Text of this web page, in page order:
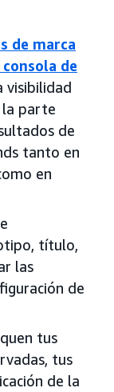
de marca
de
visibilidad
la parte
de
tanto en
en
título,
las
de
tus
tus
de la